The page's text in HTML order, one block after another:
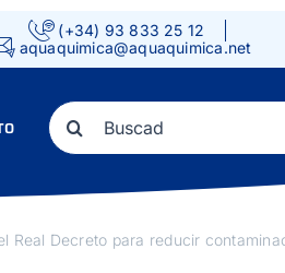
(+34) 93 833 25 12
aquaquimica@aquaquimica.net
Search
for:
Real Decreto para reducir